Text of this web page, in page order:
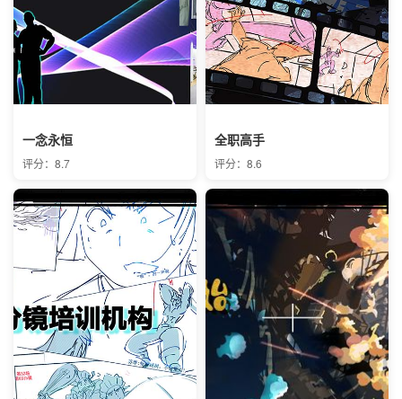
一念永恒
评分：8.7
全职高手
评分：8.6